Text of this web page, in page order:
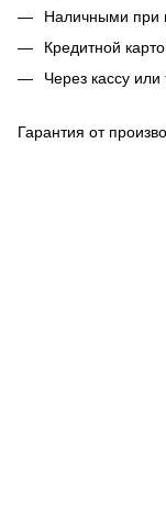
Наличными при
Кредитной
Через кассу
Гарантия от